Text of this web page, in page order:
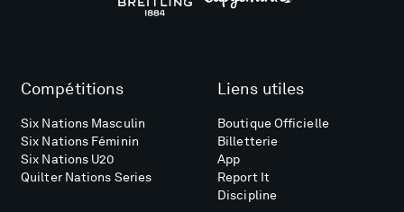
Compétitions
Six Nations Masculin
Six Nations Féminin
Six Nations U20
Quilter Nations Series
Liens utiles
Boutique Officielle
Billetterie
App
Report It
Discipline